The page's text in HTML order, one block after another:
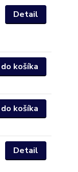
Detail
košíka
košíka
Detail